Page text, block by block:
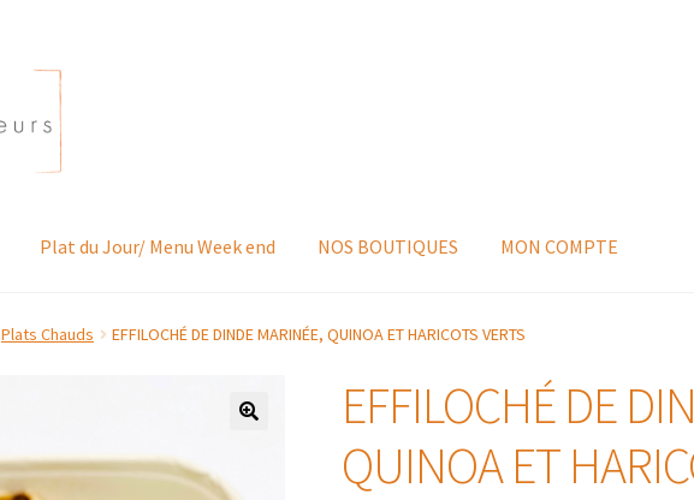
Plat du Jour/ Menu Week end NOS BOUTIQUES MON COMPTE
Plats Chauds EFFILOCHÉ DE DINDE MARINÉE, QUINOA ET HARICOTS VERTS
EFFILOCHÉ DE
QUINOA ET